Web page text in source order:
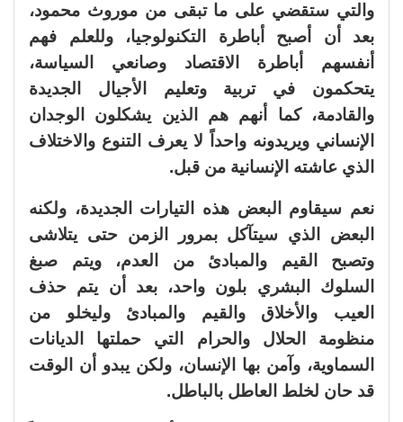
والتي ستقضي على ما تبقى من موروث محمود،
بعد أن أصبح أباطرة التكنولوجيا، وللعلم فهم
أنفسهم أباطرة الاقتصاد وصانعي السياسة،
يتحكمون في تربية وتعليم الأجيال الجديدة
والقادمة، كما أنهم هم الذين يشكلون الوجدان
الإنساني ويريدونه واحداً لا يعرف التنوع والاختلاف
الذي عاشته الإنسانية من قبل.
نعم سيقاوم البعض هذه التيارات الجديدة، ولكنه
البعض الذي سيتآكل بمرور الزمن حتى يتلاشى
وتصبح القيم والمبادئ من العدم، ويتم صبغ
السلوك البشري بلون واحد، بعد أن يتم حذف
العيب والأخلاق والقيم والمبادئ وليخلو من
منظومة الحلال والحرام التي حملتها الديانات
السماوية، وآمن بها الإنسان، ولكن يبدو أن الوقت
قد حان لخلط العاطل بالباطل.